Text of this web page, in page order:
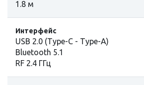
1.8 м
Интерфейс
USB 2.0 (Type-C - Type-A)
Bluetooth 5.1
RF 2.4 ГГц